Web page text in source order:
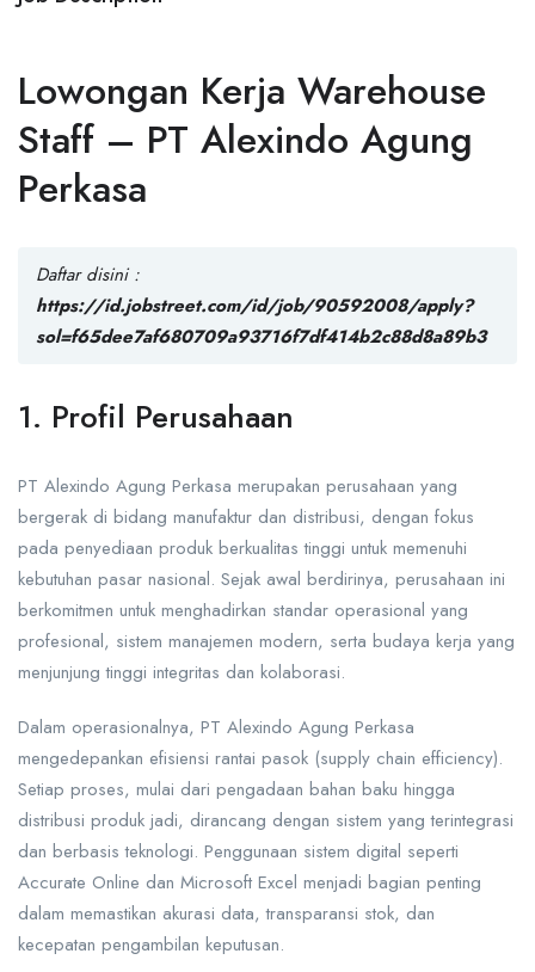
Lowongan Kerja Warehouse
Staff – PT Alexindo Agung
Perkasa
Daftar disini :
https://id.jobstreet.com/id/job/90592008/apply?
sol=f65dee7af680709a93716f7df414b2c88d8a89b3
1. Profil Perusahaan
PT Alexindo Agung Perkasa merupakan perusahaan yang
bergerak di bidang manufaktur dan distribusi, dengan fokus
pada penyediaan produk berkualitas tinggi untuk memenuhi
kebutuhan pasar nasional. Sejak awal berdirinya, perusahaan ini
berkomitmen untuk menghadirkan standar operasional yang
profesional, sistem manajemen modern, serta budaya kerja yang
menjunjung tinggi integritas dan kolaborasi.
Dalam operasionalnya, PT Alexindo Agung Perkasa
mengedepankan efisiensi rantai pasok (supply chain efficiency).
Setiap proses, mulai dari pengadaan bahan baku hingga
distribusi produk jadi, dirancang dengan sistem yang terintegrasi
dan berbasis teknologi. Penggunaan sistem digital seperti
Accurate Online dan Microsoft Excel menjadi bagian penting
dalam memastikan akurasi data, transparansi stok, dan
kecepatan pengambilan keputusan.